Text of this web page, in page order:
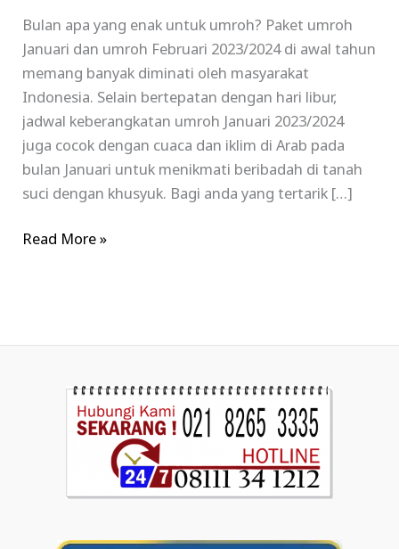
Bulan apa yang enak untuk umroh? Paket umroh
Januari dan umroh Februari 2023/2024 di awal tahun
memang banyak diminati oleh masyarakat
Indonesia. Selain bertepatan dengan hari libur,
jadwal keberangkatan umroh Januari 2023/2024
juga cocok dengan cuaca dan iklim di Arab pada
bulan Januari untuk menikmati beribadah di tanah
suci dengan khusyuk. Bagi anda yang tertarik […]
Read More »